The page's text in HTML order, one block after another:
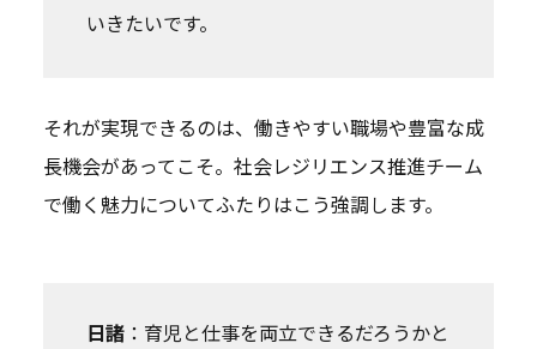
いきたいです。
それが実現できるのは、働きやすい職場や豊富な成
長機会があってこそ。社会レジリエンス推進チーム
で働く魅力についてふたりはこう強調します。
日諸：育児と仕事を両立できるだろうかと